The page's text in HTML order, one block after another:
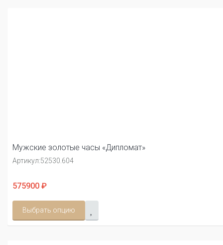
Мужские золотые часы «Дипломат»
Артикул:52530.604
575900 ₽
Выбрать опцию